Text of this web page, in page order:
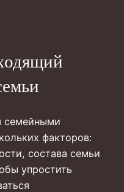
семейными
факторов:
состава семьи
упростить